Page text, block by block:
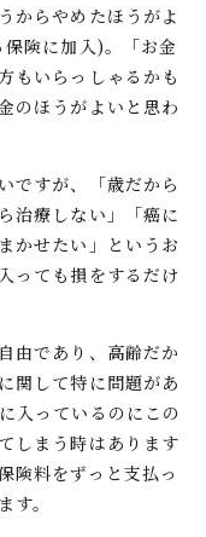
からやめたほうがよ
険に加入)。「お金
もいらっしゃるかも
のほうがよいと思わ
ですが、「歳だから
治療しない」「癌に
かせたい」というお
っても損をするだけ
由であり、高齢だか
関して特に問題があ
入っているのにこの
しまう時はあります
険料をずっと支払っ
。